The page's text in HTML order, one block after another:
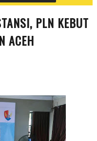
PLN KEBUT
ACEH